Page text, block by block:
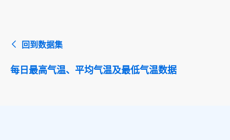
回到数据集
每日最高气温、平均气温及最低气温数据